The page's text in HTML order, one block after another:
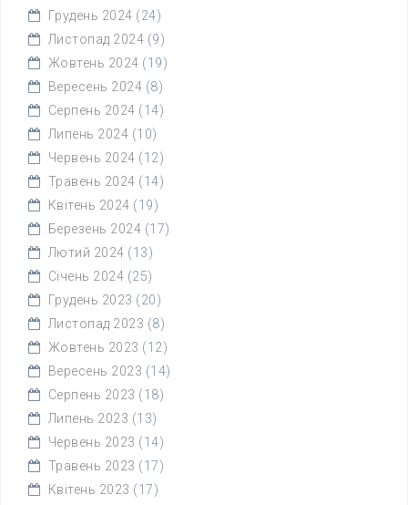
Грудень 2024 (24)
Листопад 2024 (9)
Жовтень 2024 (19)
Вересень 2024 (8)
Серпень 2024 (14)
Липень 2024 (10)
Червень 2024 (12)
Травень 2024 (14)
Квітень 2024 (19)
Березень 2024 (17)
Лютий 2024 (13)
Січень 2024 (25)
Грудень 2023 (20)
Листопад 2023 (8)
Жовтень 2023 (12)
Вересень 2023 (14)
Серпень 2023 (18)
Липень 2023 (13)
Червень 2023 (14)
Травень 2023 (17)
Квітень 2023 (17)